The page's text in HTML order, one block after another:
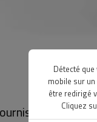
de
Détecté
mobile sur
être redirigé
Cliquez